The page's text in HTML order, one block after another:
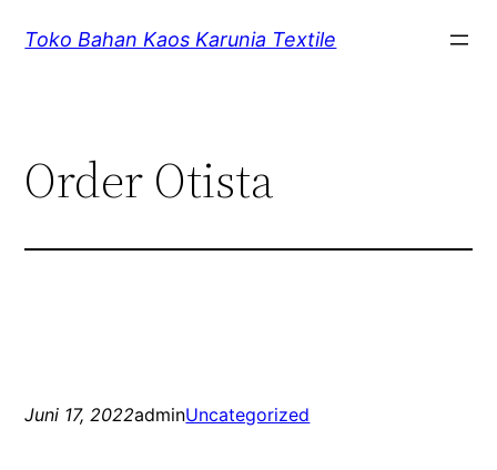
Toko Bahan Kaos Karunia Textile
Order Otista
Juni 17, 2022adminUncategorized